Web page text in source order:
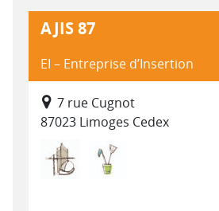
AJIS 87
EI – Entreprise d’Insertion
7 rue Cugnot
87023 Limoges Cedex
Bâtiment Travaux